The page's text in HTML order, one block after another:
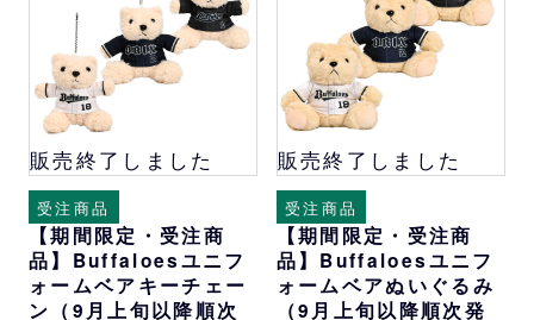
販売終了しました
受注商品
【期間限定・受注商
品】Buffaloesユニフ
ォームベアキーチェー
ン（9月上旬以降順次
販売終了しました
受注商品
【期間限定・受注商
品】Buffaloesユニフ
ォームベアぬいぐるみ
（9月上旬以降順次発